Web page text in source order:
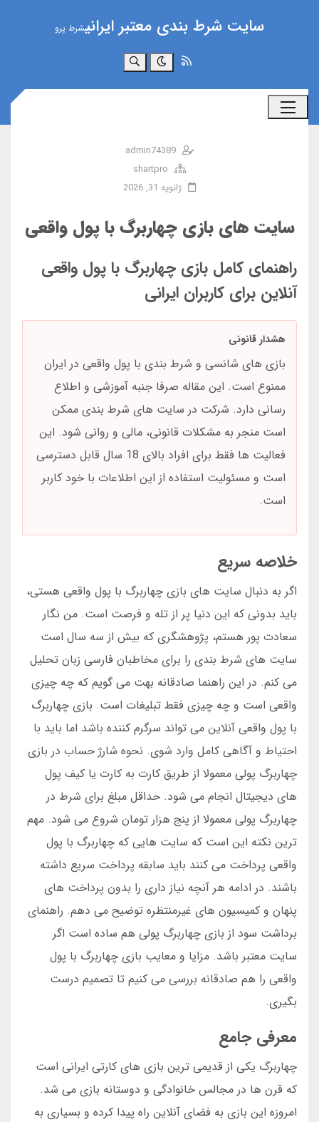
سایت شرط بندی معتبر ایرانیشرط پرو
جستجو
admin74389
shartpro
ژانویه 31, 2026
سایت‌ های بازی چهاربرگ با پول واقعی
راهنمای کامل بازی چهاربرگ با پول واقعی
آنلاین برای کاربران ایرانی
هشدار قانونی
بازی های شانسی و شرط بندی با پول واقعی در ایران
ممنوع است. این مقاله صرفا جنبه آموزشی و اطلاع
رسانی دارد. شرکت در سایت های شرط بندی ممکن
است منجر به مشکلات قانونی، مالی و روانی شود. این
فعالیت ها فقط برای افراد بالای 18 سال قابل دسترسی
است و مسئولیت استفاده از این اطلاعات با خود کاربر
است.
خلاصه سریع
اگر به دنبال سایت های بازی چهاربرگ با پول واقعی هستی،
باید بدونی که این دنیا پر از تله و فرصت است. من نگار
سعادت پور هستم، پژوهشگری که بیش از سه سال است
سایت های شرط بندی را برای مخاطبان فارسی زبان تحلیل
می کنم. در این راهنما صادقانه بهت می گویم که چه چیزی
واقعی است و چه چیزی فقط تبلیغات است. بازی چهاربرگ
با پول واقعی آنلاین می تواند سرگرم کننده باشد اما باید با
احتیاط و آگاهی کامل وارد شوی. نحوه شارژ حساب در بازی
چهاربرگ پولی معمولا از طریق کارت به کارت یا کیف پول
های دیجیتال انجام می شود. حداقل مبلغ برای شرط در
چهاربرگ پولی معمولا از پنج هزار تومان شروع می شود. مهم
ترین نکته این است که سایت هایی که چهاربرگ با پول
واقعی پرداخت می کنند باید سابقه پرداخت سریع داشته
باشند. در ادامه هر آنچه نیاز داری را بدون پرداخت های
پنهان و کمیسیون های غیرمنتظره توضیح می دهم. راهنمای
برداشت سود از بازی چهاربرگ پولی هم ساده است اگر
سایت معتبر باشد. مزایا و معایب بازی چهاربرگ با پول
واقعی را هم صادقانه بررسی می کنیم تا تصمیم درست
بگیری.
معرفی جامع
چهاربرگ یکی از قدیمی ترین بازی های کارتی ایرانی است
که قرن ها در مجالس خانوادگی و دوستانه بازی می شد.
امروزه این بازی به فضای آنلاین راه پیدا کرده و بسیاری به